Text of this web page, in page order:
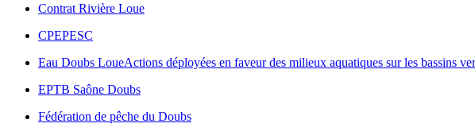
Contrat Rivière Loue
CPEPESC
Eau Doubs LoueActions déployées en faveur des milieux aquatiques sur les bassins
EPTB Saône Doubs
Fédération de pêche du Doubs